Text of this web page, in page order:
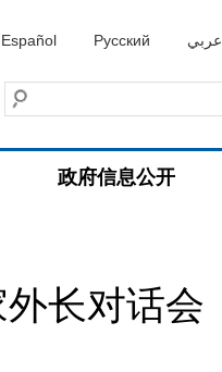
Español Русский عربي
政府信息公开
长对话会